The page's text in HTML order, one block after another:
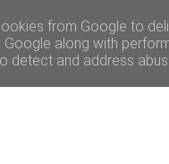
VOYAGE LIFESTYLE
from Google to
Google along with
detect and address